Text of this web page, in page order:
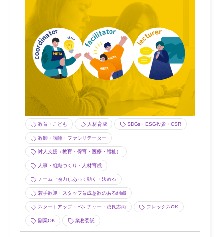
教育・こども 人材育成 SDGs・ESG投資・CSR
教師・講師・ファシリテーター
対人支援（教育・保育・医療・福祉）
人事・組織づくり・人材育成
チームで協力しあって動く・決める
若手歓迎・スタッフ育成意欲のある組織
スタートアップ・ベンチャー・成長志向 フレックスOK
副業OK 業務委託